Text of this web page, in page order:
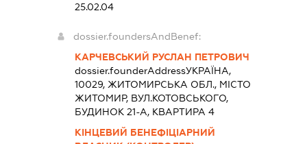
25.02.04
dossier.foundersAndBenef:
КАРЧЕВСЬКИЙ РУСЛАН ПЕТРОВИЧ
dossier.founderAddressУКРАЇНА,
10029, ЖИТОМИРСЬКА ОБЛ., МІСТО
ЖИТОМИР, ВУЛ.КОТОВСЬКОГО,
БУДИНОК 21-А, КВАРТИРА 4
КІНЦЕВИЙ БЕНЕФІЦІАРНИЙ